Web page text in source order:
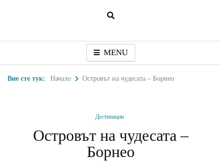
От тук до Там
MENU
Вие сте тук: Начало Островът на чудесата – Борнео
Дестинации
Островът на чудесата –
Борнео